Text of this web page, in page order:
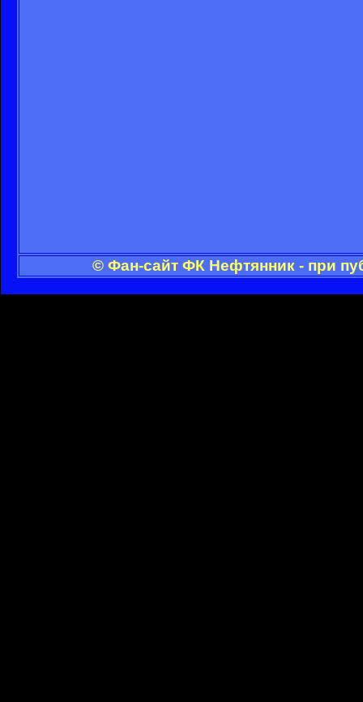
© Фан-сайт ФК Нефтянник - при